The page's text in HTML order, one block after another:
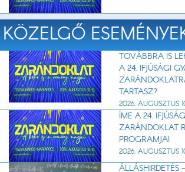
KÖZELGŐ
TOVÁBBRA IS
A 24. IFJÚSÁGI
TARTASZ?
2026. AUGUSZTUS
ÍME A 24.
ZARÁNDOKLAT
PROGRAMJA!
2026. AUGUSZTUS
ÁLLÁSHIRDETÉS